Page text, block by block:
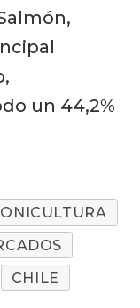
un 44,2%
CHILE